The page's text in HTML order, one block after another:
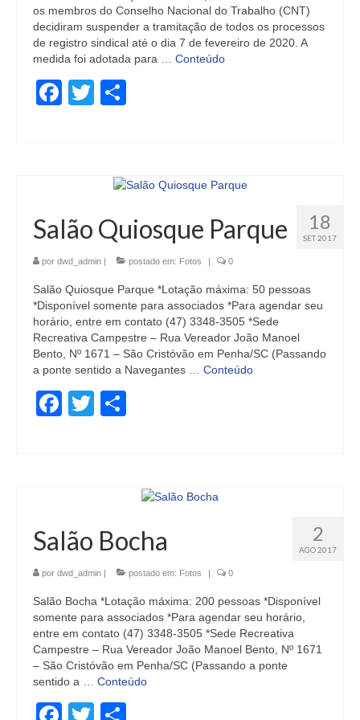
os membros do Conselho Nacional do Trabalho (CNT)
decidiram suspender a tramitação de todos os processos
de registro sindical até o dia 7 de fevereiro de 2020. A
medida foi adotada para … Conteúdo
Facebook
Twitter
18
SET 2017
Salão Quiosque Parque
por dwd_admin postado em: Fotos 0
Salão Quiosque Parque *Lotação máxima: 50 pessoas
*Disponível somente para associados *Para agendar seu
horário, entre em contato (47) 3348-3505 *Sede
Recreativa Campestre – Rua Vereador João Manoel
Bento, Nº 1671 – São Cristóvão em Penha/SC (Passando
a ponte sentido a Navegantes … Conteúdo
Facebook
Twitter
2
AGO 2017
Salão Bocha
por dwd_admin | postado em: Fotos | 0
Salão Bocha *Lotação máxima: 200 pessoas *Disponível
somente para associados *Para agendar seu horário,
entre em contato (47) 3348-3505 *Sede Recreativa
Campestre – Rua Vereador João Manoel Bento, Nº 1671
– São Cristóvão em Penha/SC (Passando a ponte
sentido a … Conteúdo